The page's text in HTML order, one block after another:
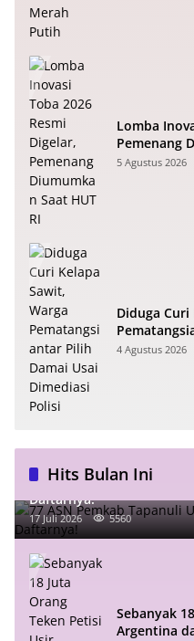
Lomba
Pemenang
5 Agustus 2026
Diduga Curi
Dimediasi
4 Agustus 2026
Hits Bulan Ini
77 ASN Pemkab Tapanuli
Daftarnya!
17 Juli 2026 5560
Sebanyak
Argentina